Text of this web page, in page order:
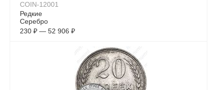
COIN-12001
Редкие
Серебро
230 ₽ — 52 906 ₽